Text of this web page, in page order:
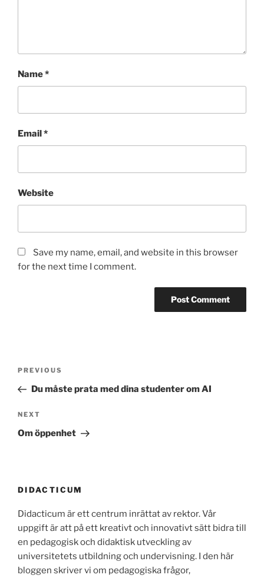
Name*
Email *
Website
Save my name, email, and website in this browser
for the next time I comment.
Previous
Post
PREVIOUS
Du måste prata med dina studenter om AI
Next
Post
NEXT
Om öppenhet
DIDACTICUM
Didacticum är ett centrum inrättat av rektor. Vår
uppgift är att på ett kreativt och innovativt sätt bidra till
en pedagogisk och didaktisk utveckling av
universitetets utbildning och undervisning. I den här
bloggen skriver vi om pedagogiska frågor,